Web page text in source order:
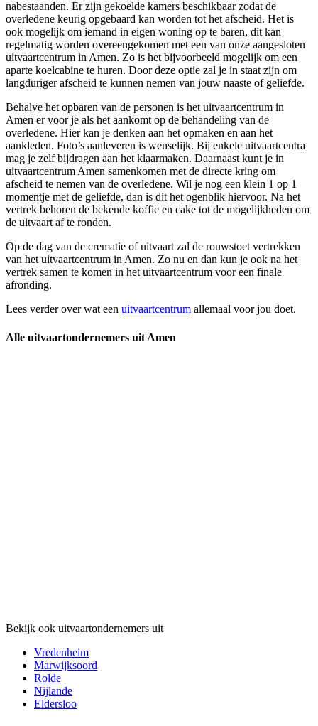
nabestaanden. Er zijn gekoelde kamers beschikbaar zodat de
overledene keurig opgebaard kan worden tot het afscheid. Het is
ook mogelijk om iemand in eigen woning op te baren, dit kan
regelmatig worden overeengekomen met een van onze aangesloten
uitvaartcentrum in Amen. Zo is het bijvoorbeeld mogelijk om een
aparte koelcabine te huren. Door deze optie zal je in staat zijn om
langduriger afscheid te kunnen nemen van jouw naaste of geliefde.
Behalve het opbaren van de personen is het uitvaartcentrum in
Amen er voor je als het aankomt op de behandeling van de
overledene. Hier kan je denken aan het opmaken en aan het
aankleden. Foto’s aanleveren is wenselijk. Bij enkele uitvaartcentra
mag je zelf bijdragen aan het klaarmaken. Daarnaast kunt je in
uitvaartcentrum Amen samenkomen met de directe kring om
afscheid te nemen van de overledene. Wil je nog een klein 1 op 1
momentje met de geliefde, dan is dit het ogenblik hiervoor. Na het
vertrek behoren de bekende koffie en cake tot de mogelijkheden om
de uitvaart af te ronden.
Op de dag van de crematie of uitvaart zal de rouwstoet vertrekken
van het uitvaartcentrum in Amen. Zo nu en dan kun je ook na het
vertrek samen te komen in het uitvaartcentrum voor een finale
afronding.
Lees verder over wat een uitvaartcentrum allemaal voor jou doet.
Alle uitvaartondernemers uit Amen
Bekijk ook uitvaartondernemers uit
Vredenheim
Marwijksoord
Rolde
Nijlande
Eldersloo